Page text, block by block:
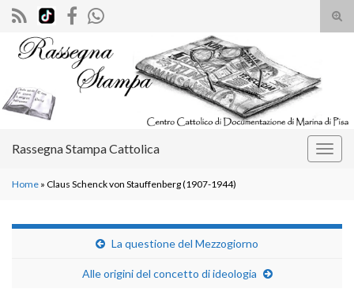
il
Search for:
Rassegna Stampa Cattolica
Home » Claus Schenck von Stauffenberg (1907-1944)
La questione del Mezzogiorno
Alle origini del concetto di ideologia